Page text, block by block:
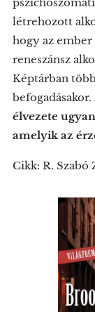
létrehozott
hogy az ember
reneszánsz
Képtárban
befogadásakor.
élvezete
amelyik az
Cikk: R. Szabó